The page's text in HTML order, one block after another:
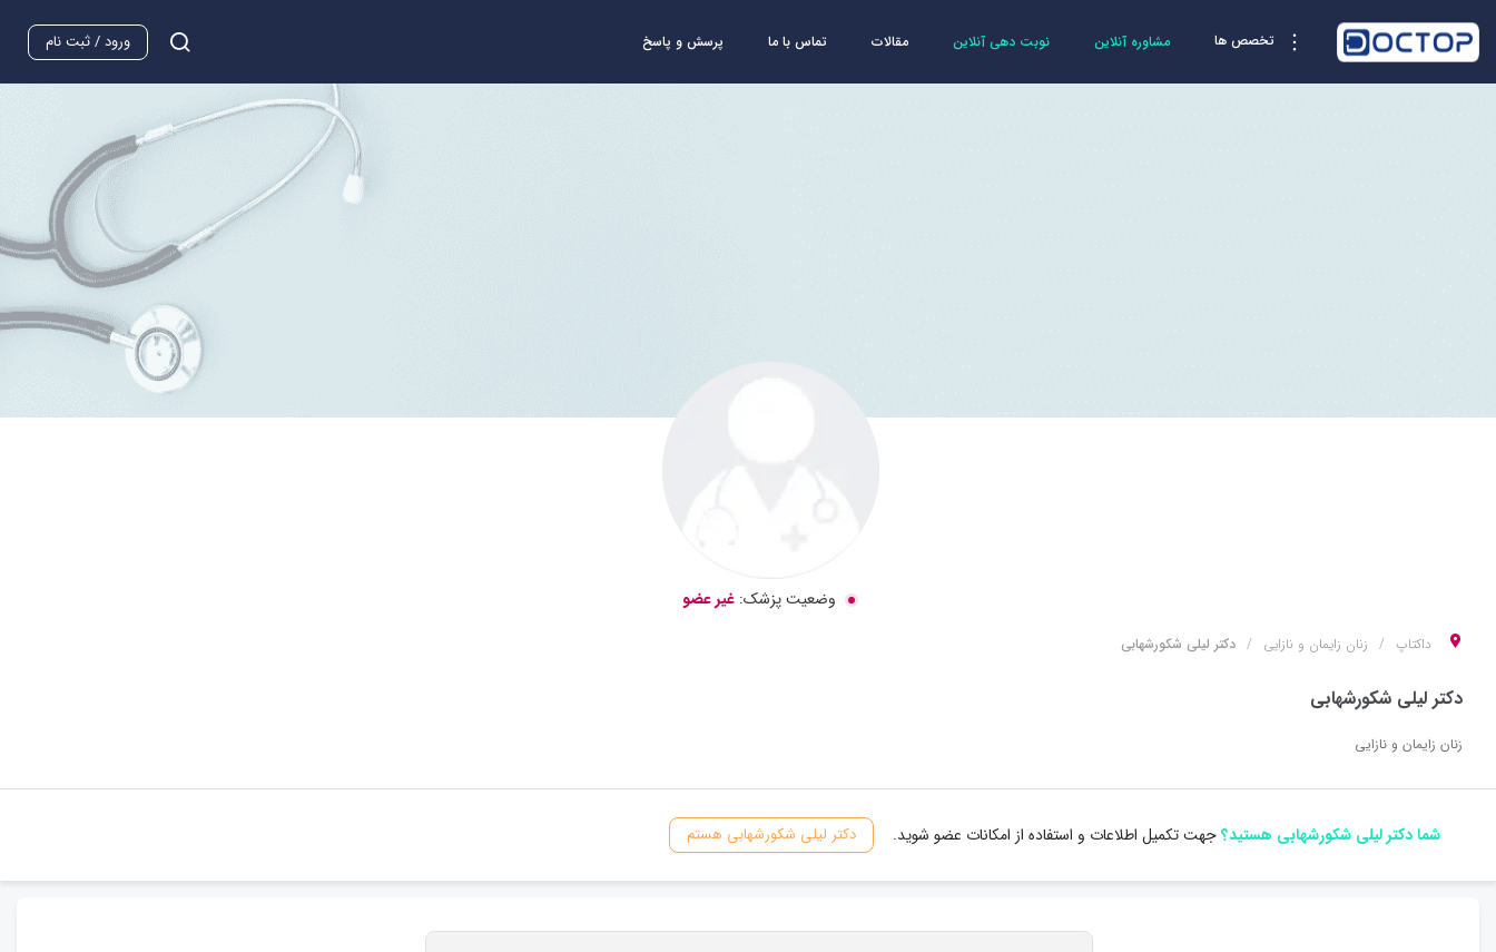
تخصص ها مشاوره آنلاین نوبت دهی آنلاین مقالات تماس با ما پرسش و پاسخ ورود / ثبت نام
وضعیت پزشک: غیر عضو
داکتاپ زنان زایمان و نازایی دکتر لیلی شکورشهابی
دکتر لیلی شکورشهابی
زنان زایمان و نازایی
شما دکتر لیلی شکورشهابی هستید؟جهت تکمیل اطلاعات و استفاده از امکانات عضو شوید. دکتر لیلی شکورشهابی هستم